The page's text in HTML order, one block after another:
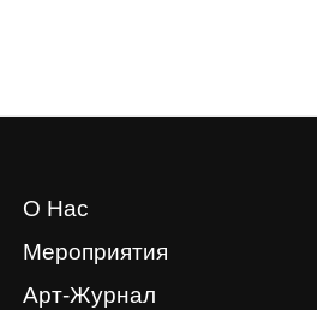
О Нас
Мероприятия
Арт-Журнал